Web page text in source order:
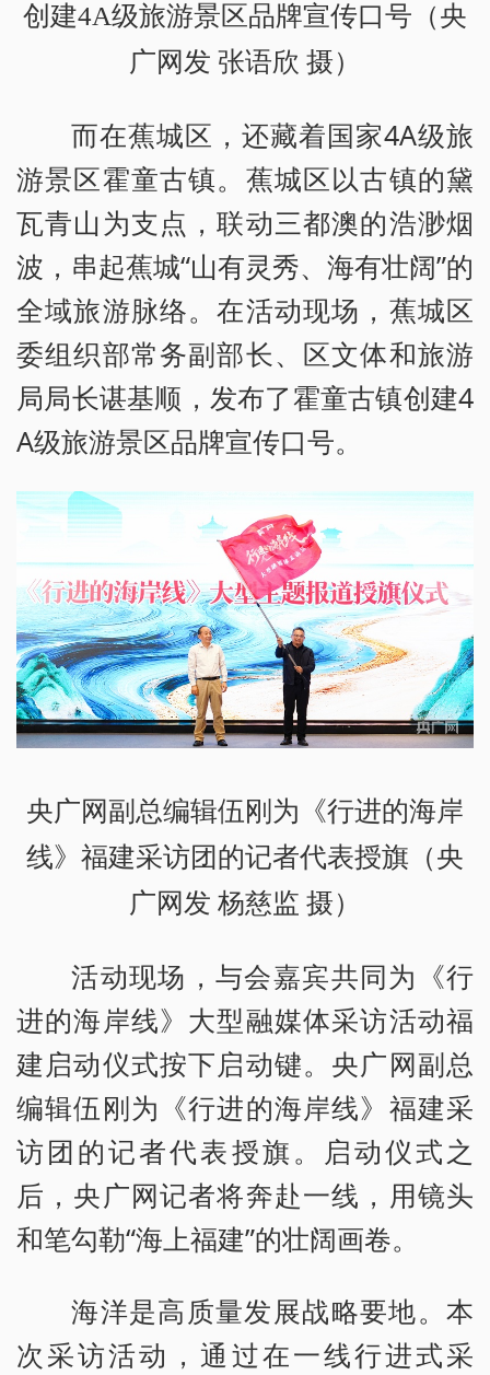
创建4A级旅游景区品牌宣传口号 （央
广网发 张语欣 摄）
而在蕉城区，还藏着国家4A级旅
游景区霍童古镇。蕉城区以古镇的黛
瓦青山为支点，联动三都澳的浩渺烟
波，串起蕉城“山有灵秀、海有壮阔”的
全域旅游脉络。在活动现场，蕉城区
委组织部常务副部长、区文体和旅游
局局长谌基顺，发布了霍童古镇创建4
A级旅游景区品牌宣传口号。
央广网副总编辑伍刚为《行进的海岸
线》福建采访团的记者代表授旗 （央
广网发 杨慈监 摄）
活动现场，与会嘉宾共同为《行
进的海岸线》大型融媒体采访活动福
建启动仪式按下启动键。央广网副总
编辑伍刚为《行进的海岸线》福建采
访团的记者代表授旗。启动仪式之
后，央广网记者将奔赴一线，用镜头
和笔勾勒“海上福建”的壮阔画卷。
海洋是高质量发展战略要地。本
次采访活动，通过在一线行进式采